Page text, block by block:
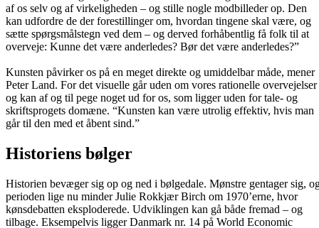
af os selv og af virkeligheden – og stille nogle modbilleder op. Den
kan udfordre de der forestillinger om, hvordan tingene skal være, og
sætte spørgsmålstegn ved dem – og derved forhåbentlig få folk til at
overveje: Kunne det være anderledes? Bør det være anderledes?”
Kunsten påvirker os på en meget direkte og umiddelbar måde, mener
Peter Land. For det visuelle går uden om vores rationelle overvejelser
og kan af og til pege noget ud for os, som ligger uden for tale- og
skriftsprogets domæne. “Kunsten kan være utrolig effektiv, hvis man
går til den med et åbent sind.”
Historiens bølger
Historien bevæger sig op og ned i bølgedale. Mønstre gentager sig,
perioden lige nu minder Julie Rokkjær Birch om 1970’erne, hvor
kønsdebatten eksploderede. Udviklingen kan gå både fremad – og
tilbage. Eksempelvis ligger Danmark nr. 14 på World Economic